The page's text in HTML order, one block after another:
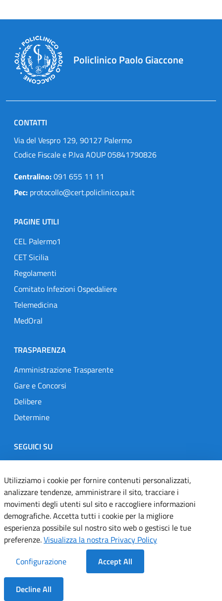
Policlinico Paolo Giaccone
CONTATTI
Via del Vespro 129, 90127 Palermo
Codice Fiscale e P.Iva AOUP 05841790826
Centralino:091 655 11 11
Pec: protocollo@cert.policlinico.pa.it
PAGINE UTILI
CEL Palermo1
CET Sicilia
Regolamenti
Comitato Infezioni Ospedaliere
Telemedicina
MedOral
TRASPARENZA
Amministrazione Trasparente
Gare e Concorsi
Delibere
Determine
SEGUICI SU
Designers Italia
TwitterInstagramYoutubeLinkedin
Dichiarazione di accessibilità
Informativa cookie
Note legali
Servizi Applicativi
Utilizziamo i cookie per fornire contenuti personalizzati,
analizzare tendenze, amministrare il sito, tracciare i
movimenti degli utenti sul sito e raccogliere informazioni
demografiche. Accetta tutti i cookie per la migliore
esperienza possibile sul nostro sito web o gestisci le tue
preferenze.Visualizza la nostra Privacy Policy
Configurazione
Accept All
Decline All